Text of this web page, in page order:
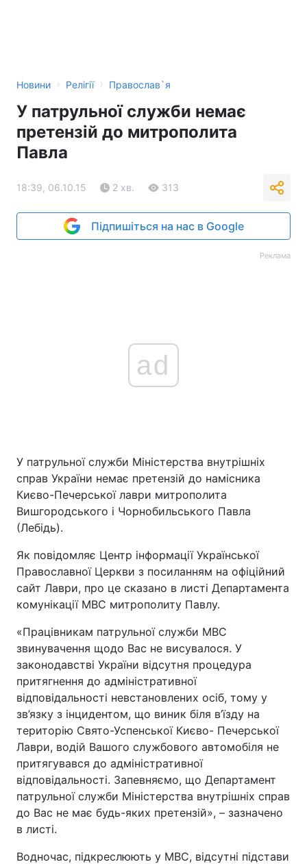
Новини › Релігії › Православ`я
У патрульної служби немає
претензій до митрополита
Павла
18:39, 06.10.15 2 хв. 313
Підпишіться на нас в Google
Реклама
ad
У патрульної служби Міністерства внутрішніх
справ України немає претензій до намісника
Києво-Печерської лаври митрополита
Вишгородського і Чорнобильського Павла
(Лебідь).
Як повідомляє Центр інформації Української
Православної Церкви з посиланням на офіційний
сайт Лаври, про це сказано в листі Департамента
комунікації МВС митрополиту Павлу.
«Працівникам патрульної служби МВС
звинувачення щодо Вас не висувалося. У
законодавстві України відсутня процедура
притягнення до адміністративної
відповідальності невстановлених осіб, тому у
зв’язку з інцидентом, що виник біля в’їзду на
територію Свято-Успенської Києво- Печерської
Лаври, водій Вашого службового автомобіля не
притягувався до адміністративної
відповідальності. Запевняємо, що Департамент
патрульної служби Міністерства внутрішніх справ
до Вас не має будь-яких претензій», – зазначено
в листі.
Водночас, підкреслюють у МВС, відсутні підстави